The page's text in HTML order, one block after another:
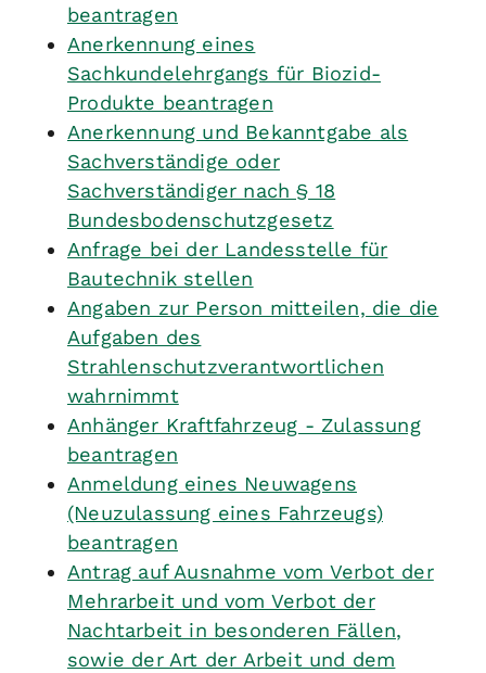
beantragen
Anerkennung eines
Sachkundelehrgangs für Biozid-
Produkte beantragen
Anerkennung und Bekanntgabe als
Sachverständige oder
Sachverständiger nach § 18
Bundesbodenschutzgesetz
Anfrage bei der Landesstelle für
Bautechnik stellen
Angaben zur Person mitteilen, die die
Aufgaben des
Strahlenschutzverantwortlichen
wahrnimmt
Anhänger Kraftfahrzeug - Zulassung
beantragen
Anmeldung eines Neuwagens
(Neuzulassung eines Fahrzeugs)
beantragen
Antrag auf Ausnahme vom Verbot der
Mehrarbeit und vom Verbot der
Nachtarbeit in besonderen Fällen,
sowie der Art der Arbeit und dem